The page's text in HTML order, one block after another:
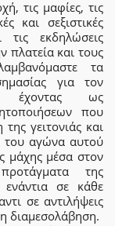
τις μαφίες, τις
και σεξιστικές
τις εκδηλώσεις
πλατεία και τους
τα
για τον
έχοντας ως
που
γειτονιάς και
του αγώνα αυτού
μάχης μέσα στον
της
σε κάθε
σε αντιλήψεις
διαμεσολάβηση.